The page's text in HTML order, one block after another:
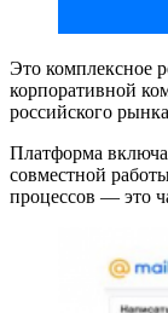
Это комплексное
корпоративной
российского
Платформа
совместной
процессов — это